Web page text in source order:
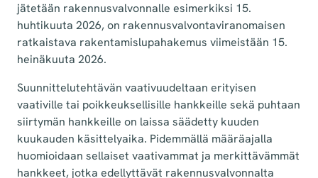
jätetään rakennusvalvonnalle esimerkiksi 15.
huhtikuuta 2026, on rakennusvalvontaviranomaisen
ratkaistava rakentamislupahakemus viimeistään 15.
heinäkuuta 2026.
Suunnittelutehtävän vaativuudeltaan erityisen
vaativille tai poikkeuksellisille hankkeille sekä puhtaan
siirtymän hankkeille on laissa säädetty kuuden
kuukauden käsittelyaika. Pidemmällä määräajalla
huomioidaan sellaiset vaativammat ja merkittävämmät
hankkeet, jotka edellyttävät rakennusvalvonnalta